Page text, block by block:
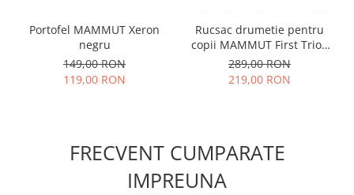
Portofel MAMMUT Xeron
negru
149,00 RON
119,00 RON
Rucsac drumetie pentru
copii MAMMUT First Trion
18L rosu/negru
289,00 RON
219,00 RON
FRECVENT CUMPARATE
IMPREUNA